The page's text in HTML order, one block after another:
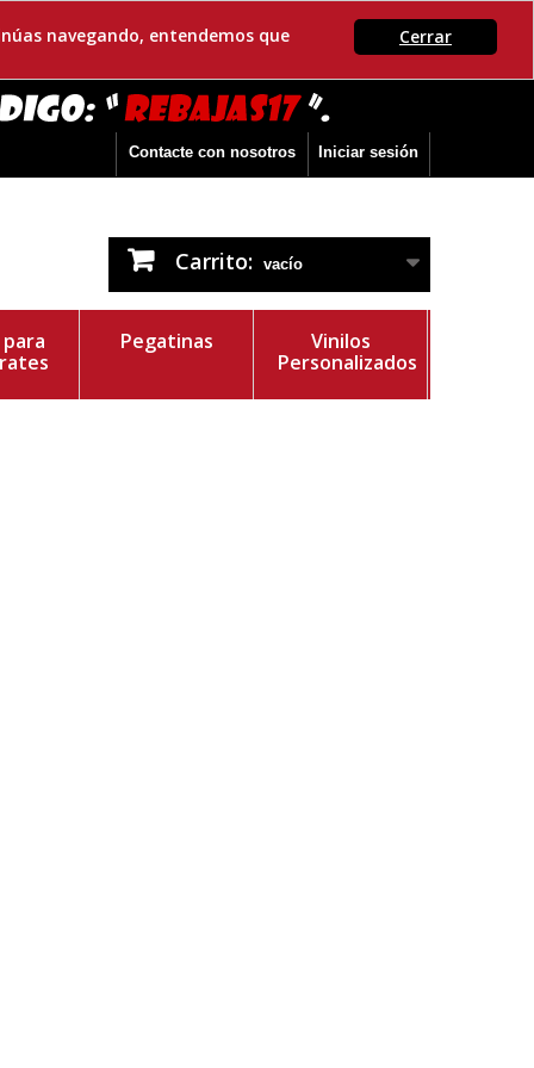
Cerrar
navegando, entendemos que
Iniciar sesión
Contacte con nosotros
Carrito: vacío
Pegatinas
Vinilos
Personalizados